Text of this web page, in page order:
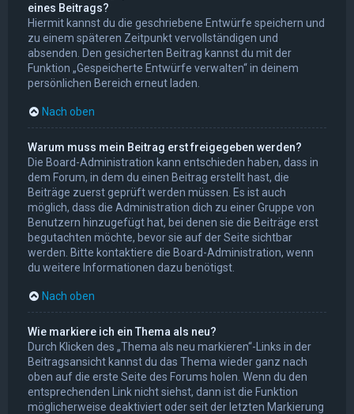
eines Beitrags?
Hiermit kannst du die geschriebene Entwürfe speichern und
zu einem späteren Zeitpunkt vervollständigen und
absenden. Den gesicherten Beitrag kannst du mit der
Funktion „Gespeicherte Entwürfe verwalten“ in deinem
persönlichen Bereich erneut laden.
Nach oben
Warum muss mein Beitrag erst freigegeben werden?
Die Board-Administration kann entschieden haben, dass in
dem Forum, in dem du einen Beitrag erstellt hast, die
Beiträge zuerst geprüft werden müssen. Es ist auch
möglich, dass die Administration dich zu einer Gruppe von
Benutzern hinzugefügt hat, bei denen sie die Beiträge erst
begutachten möchte, bevor sie auf der Seite sichtbar
werden. Bitte kontaktiere die Board-Administration, wenn
du weitere Informationen dazu benötigst.
Nach oben
Wie markiere ich ein Thema als neu?
Durch Klicken des „Thema als neu markieren“-Links in der
Beitragsansicht kannst du das Thema wieder ganz nach
oben auf die erste Seite des Forums holen. Wenn du den
entsprechenden Link nicht siehst, dann ist die Funktion
möglicherweise deaktiviert oder seit der letzten Markierung